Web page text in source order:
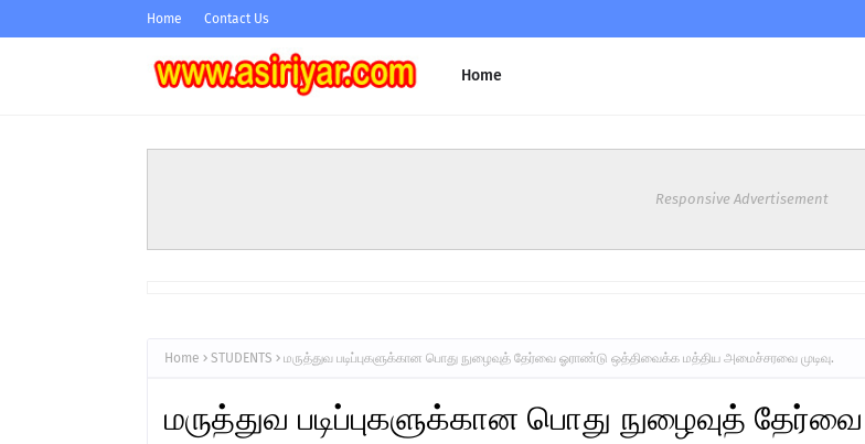
Home Contact Us
Home
Responsive Advertisement
Home STUDENTS மருத்துவ படிப்புகளுக்கான பொது நுழைவுத் தேர்வை ஓராண்டு ஒத்திவைக்க மத்திய அமைச்சரவை முடிவு.
மருத்துவ படிப்புகளுக்கான பொது நுழைவுத் தேர்வை